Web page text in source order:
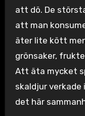
att dö. De
att man
äter lite kött
grönsaker,
Att äta mycket
skaldjur
det här